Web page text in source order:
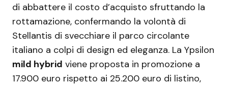
di abbattere il costo d’acquisto sfruttando la
rottamazione, confermando la volontà di
Stellantis di svecchiare il parco circolante
italiano a colpi di design ed eleganza. La Ypsilon
mild hybrid viene proposta in promozione a
17.900 euro rispetto ai 25.200 euro di listino,